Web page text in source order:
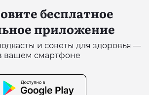
бесплатное
приложение
и советы для здоровья —
вашем смартфоне